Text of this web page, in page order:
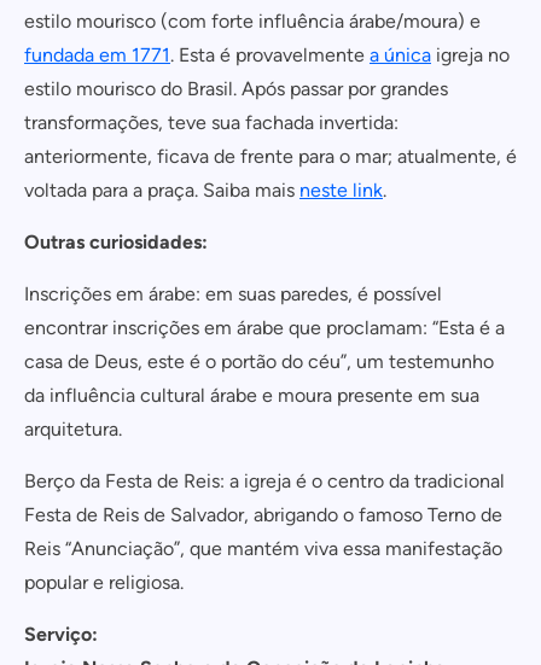
estilo mourisco (com forte influência árabe/moura) e
fundada em 1771. Esta é provavelmente a única igreja no
estilo mourisco do Brasil. Após passar por grandes
transformações, teve sua fachada invertida:
anteriormente, ficava de frente para o mar; atualmente, é
voltada para a praça. Saiba mais neste link.
Outras curiosidades:
Inscrições em árabe: em suas paredes, é possível
encontrar inscrições em árabe que proclamam: “Esta é a
casa de Deus, este é o portão do céu”, um testemunho
da influência cultural árabe e moura presente em sua
arquitetura.
Berço da Festa de Reis: a igreja é o centro da tradicional
Festa de Reis de Salvador, abrigando o famoso Terno de
Reis “Anunciação”, que mantém viva essa manifestação
popular e religiosa.
Serviço:
Cadastrar
Não tem uma conta? Inscreva-se agora.
Continuar com Facebook
COMPARTILHAR